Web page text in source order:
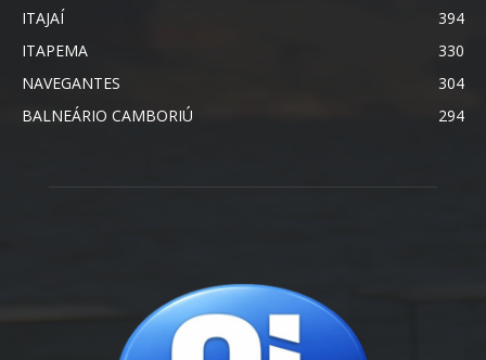
ITAJAÍ
394
ITAPEMA
330
NAVEGANTES
304
BALNEÁRIO CAMBORIÚ
294